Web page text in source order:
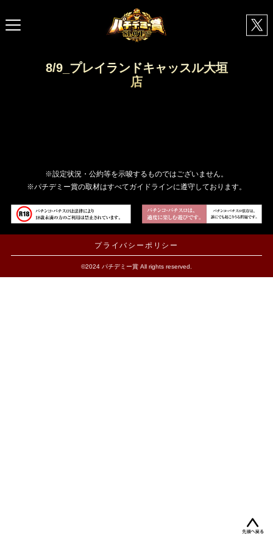
8/9_プレイランドキャッスル大垣
店
※設定状況・公約等を示唆するものではございません。
※パチデミー賞の取材はすべてガイドラインに遵守しております。
プライバシーポリシー
©2024 パチデミー賞 All rights reserved.